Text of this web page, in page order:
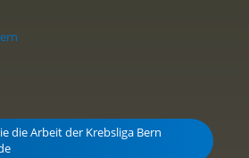
die Arbeit der Krebsliga Bern